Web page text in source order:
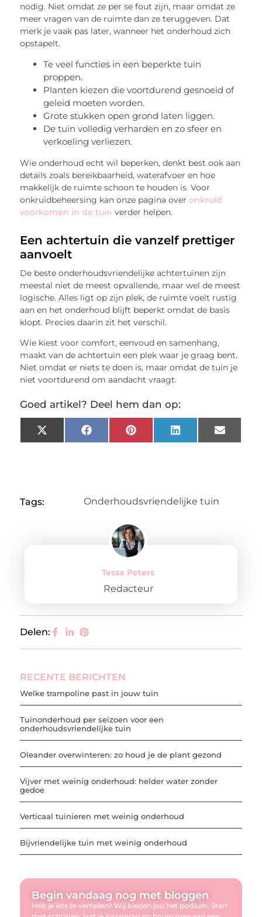
nodig. Niet omdat ze per se fout zijn, maar omdat ze
meer vragen van de ruimte dan ze teruggeven. Dat
merk je vaak pas later, wanneer het onderhoud zich
opstapelt.
Te veel functies in een beperkte tuin
proppen.
Planten kiezen die voortdurend gesnoeid of
geleid moeten worden.
Grote stukken open grond laten liggen.
De tuin volledig verharden en zo sfeer en
verkoeling verliezen.
Wie onderhoud echt wil beperken, denkt best ook aan
details zoals bereikbaarheid, waterafvoer en hoe
makkelijk de ruimte schoon te houden is. Voor
onkruidbeheersing kan onze pagina overonkruid
voorkomen in de tuin verder helpen.
Een achtertuin die vanzelf prettiger
aanvoelt
De beste onderhoudsvriendelijke achtertuinen zijn
meestal niet de meest opvallende, maar wel de meest
logische. Alles ligt op zijn plek, de ruimte voelt rustig
aan en het onderhoud blijft beperkt omdat de basis
klopt. Precies daarin zit het verschil.
Wie kiest voor comfort, eenvoud en samenhang,
maakt van de achtertuin een plek waar je graag bent.
Niet omdat er niets te doen is, maar omdat de tuin je
niet voortdurend om aandacht vraagt.
Goed artikel? Deel hem dan op:
X
(Twitter)
Facebook Pinterest LinkedIn Email
Tags: Onderhoudsvriendelijke tuin
Tessa Peters
Redacteur
Delen:
RECENTE BERICHTEN
Welke trampoline past in jouw tuin
Tuinonderhoud per seizoen voor een
onderhoudsvriendelijke tuin
Oleander overwinteren: zo houd je de plant gezond
Vijver met weinig onderhoud: helder water zonder
gedoe
Verticaal tuinieren met weinig onderhoud
Bijvriendelijke tuin met weinig onderhoud
Begin vandaag nog met bloggen
Heb je iets te vertellen? Wij bieden jou het podium. Start